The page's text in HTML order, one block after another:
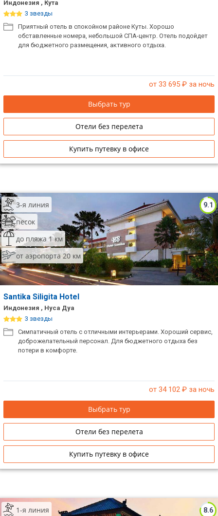
Индонезия , Кута
3 звезды
Приятный отель в спокойном районе Куты. Хорошо
обставленные номера, небольшой СПА-центр. Отель подойдет
для бюджетного размещения, активного отдыха.
от 33 695 ₽ за ночь
Выбрать тур
Отели без перелета
Купить путевку в офисе
9.1
3-я линия
песок
до пляжа 1 км
от аэропорта 20 км
Santika Siligita Hotel
Индонезия , Нуса Дуа
3 звезды
Симпатичный отель с отличными интерьерами. Хороший сервис,
доброжелательный персонал. Для бюджетного отдыха без
потери в комфорте.
от 34 102 ₽ за ночь
Выбрать тур
Отели без перелета
Купить путевку в офисе
8.6
1-я линия